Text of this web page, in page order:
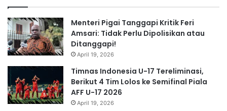
Menteri Pigai Tanggapi Kritik Feri
Amsari: Tidak Perlu Dipolisikan atau
Ditanggapi!
April 19, 2026
Timnas Indonesia U-17 Tereliminasi,
Berikut 4 Tim Lolos ke Semifinal Piala
AFF U-17 2026
April 19, 2026